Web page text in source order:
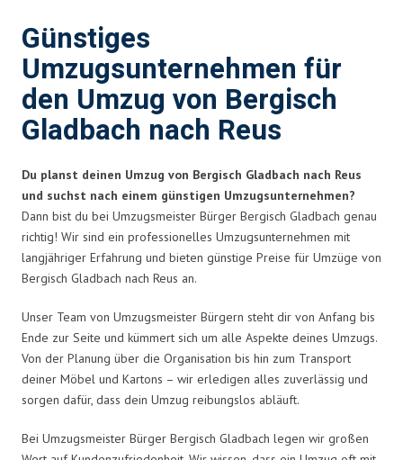
Günstiges
Umzugsunternehmen für
den Umzug von Bergisch
Gladbach nach Reus
Du planst deinen Umzug von Bergisch Gladbach nach Reus
und suchst nach einem günstigen Umzugsunternehmen?
Dann bist du bei Umzugsmeister Bürger Bergisch Gladbach genau
richtig! Wir sind ein professionelles Umzugsunternehmen mit
langjähriger Erfahrung und bieten günstige Preise für Umzüge von
Bergisch Gladbach nach Reus an.
Unser Team von Umzugsmeister Bürgern steht dir von Anfang bis
Ende zur Seite und kümmert sich um alle Aspekte deines Umzugs.
Von der Planung über die Organisation bis hin zum Transport
deiner Möbel und Kartons – wir erledigen alles zuverlässig und
sorgen dafür, dass dein Umzug reibungslos abläuft.
Bei Umzugsmeister Bürger Bergisch Gladbach legen wir großen